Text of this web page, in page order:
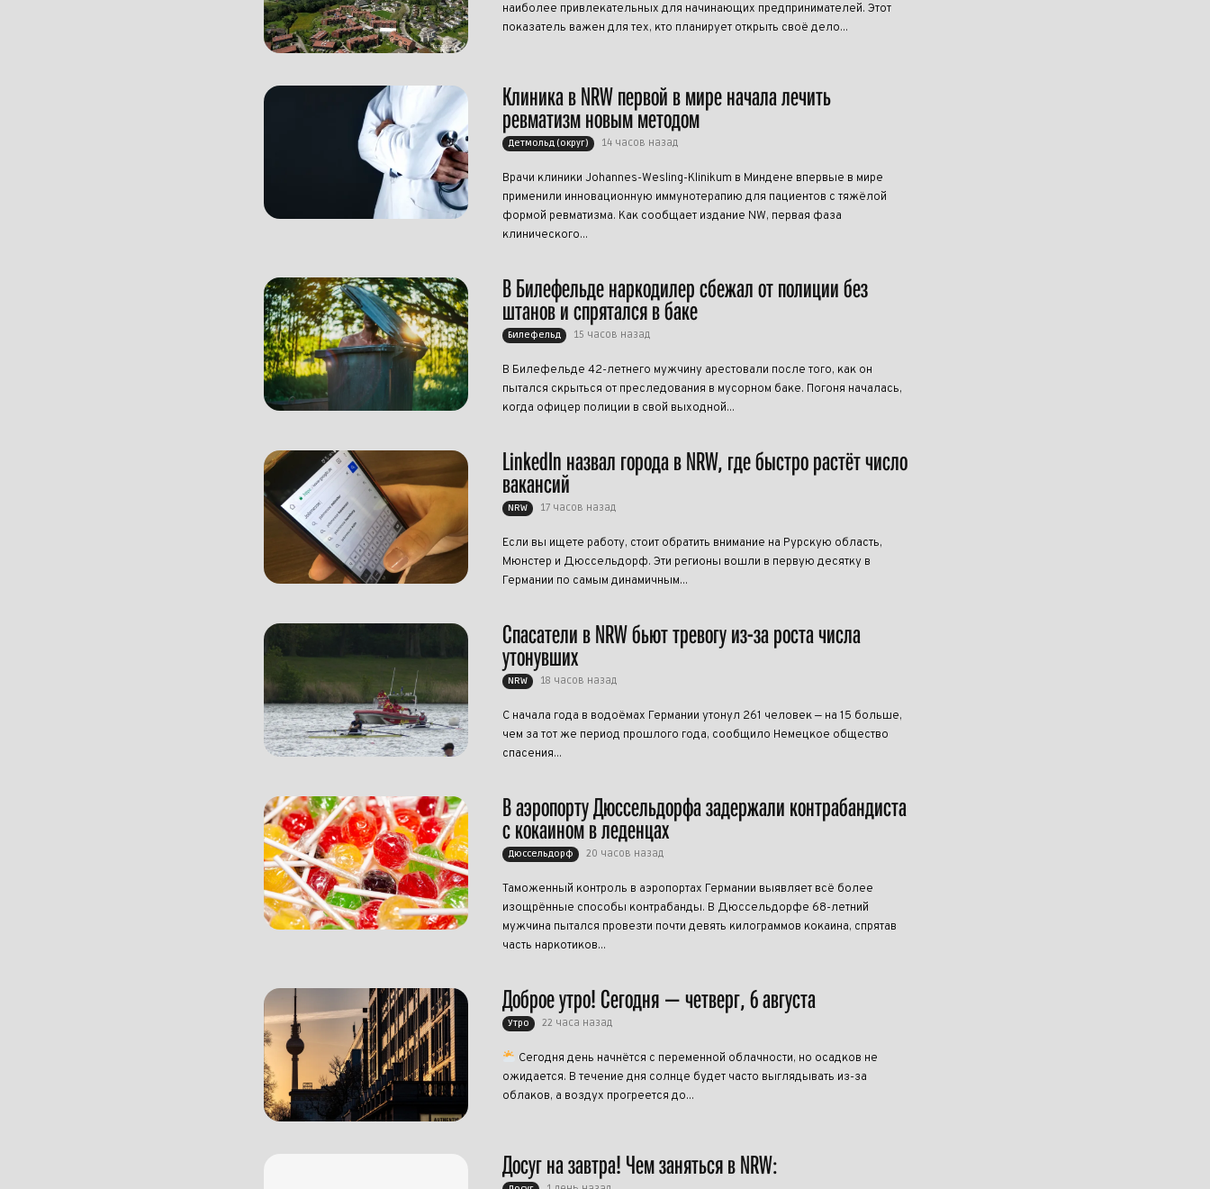
наиболее привлекательных для начинающих предпринимателей. Этот
показатель важен для тех, кто планирует открыть своё дело...
Клиника в NRW первой в мире начала лечить
ревматизм новым методом
Детмольд (округ) 14 часов назад
Врачи клиники Johannes-Wesling-Klinikum в Миндене впервые в мире
применили инновационную иммунотерапию для пациентов с тяжёлой
формой ревматизма. Как сообщает издание NW, первая фаза
клинического...
В Билефельде наркодилер сбежал от полиции без
штанов и спрятался в баке
Билефельд 15 часов назад
В Билефельде 42-летнего мужчину арестовали после того, как он
пытался скрыться от преследования в мусорном баке. Погоня началась,
когда офицер полиции в свой выходной...
LinkedIn назвал города в NRW, где быстро растёт число
вакансий
NRW 17 часов назад
Если вы ищете работу, стоит обратить внимание на Рурскую область,
Мюнстер и Дюссельдорф. Эти регионы вошли в первую десятку в
Германии по самым динамичным...
Спасатели в NRW бьют тревогу из-за роста числа
утонувших
NRW 18 часов назад
С начала года в водоёмах Германии утонул 261 человек — на 15 больше,
чем за тот же период прошлого года, сообщило Немецкое общество
спасения...
В аэропорту Дюссельдорфа задержали контрабандиста
с кокаином в леденцах
Дюссельдорф 20 часов назад
Таможенный контроль в аэропортах Германии выявляет всё более
изощрённые способы контрабанды. В Дюссельдорфе 68-летний
мужчина пытался провезти почти девять килограммов кокаина, спрятав
часть наркотиков...
Доброе утро! Сегодня — четверг, 6 августа
Утро 22 часа назад
Сегодня день начнётся с переменной облачности, но осадков не
ожидается. В течение дня солнце будет часто выглядывать из-за
облаков, а воздух прогреется до...
Досуг на завтра! Чем заняться в NRW: